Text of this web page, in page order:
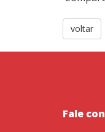
voltar
Fale